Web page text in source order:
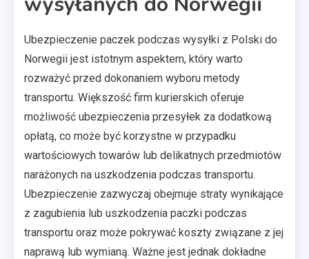
Ubezpieczenie paczek podczas wysyłki z Polski do
Norwegii jest istotnym aspektem, który warto
rozważyć przed dokonaniem wyboru metody
transportu. Większość firm kurierskich oferuje
możliwość ubezpieczenia przesyłek za dodatkową
opłatą, co może być korzystne w przypadku
wartościowych towarów lub delikatnych przedmiotów
narażonych na uszkodzenia podczas transportu.
Ubezpieczenie zazwyczaj obejmuje straty wynikające
z zagubienia lub uszkodzenia paczki podczas
transportu oraz może pokrywać koszty związane z jej
naprawą lub wymianą. Ważne jest jednak dokładne